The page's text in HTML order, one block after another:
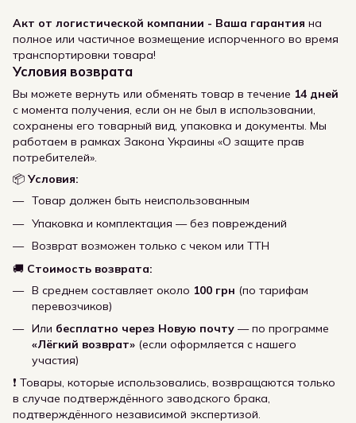
Акт от логистической компании - Ваша гарантия на
полное или частичное возмещение испорченного во время
транспортировки товара!
Условия возврата
Вы можете вернуть или обменять товар в течение 14 дней
с момента получения, если он не был в использовании,
сохранены его товарный вид, упаковка и документы. Мы
работаем в рамках Закона Украины «О защите прав
потребителей».
📦 Условия:
Товар должен быть неиспользованным
Упаковка и комплектация — без повреждений
Возврат возможен только с чеком или ТТН
🚚 Стоимость возврата:
В среднем составляет около 100 грн (по тарифам
перевозчиков)
Или бесплатно через Новую почту — по программе
«Лёгкий возврат» (если оформляется с нашего
участия)
❗ Товары, которые использовались, возвращаются только
в случае подтверждённого заводского брака,
подтверждённого независимой экспертизой.